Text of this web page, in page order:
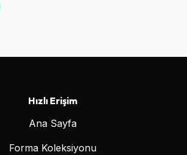
Hızlı Erişim
Ana Sayfa
Forma Koleksiyonu